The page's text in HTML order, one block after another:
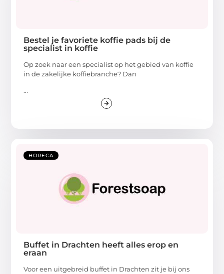
Bestel je favoriete koffie pads bij de
specialist in koffie
Op zoek naar een specialist op het gebied van koffie
in de zakelijke koffiebranche? Dan
...
HORECA
Buffet in Drachten heeft alles erop en
eraan
Voor een uitgebreid buffet in Drachten zit je bij ons